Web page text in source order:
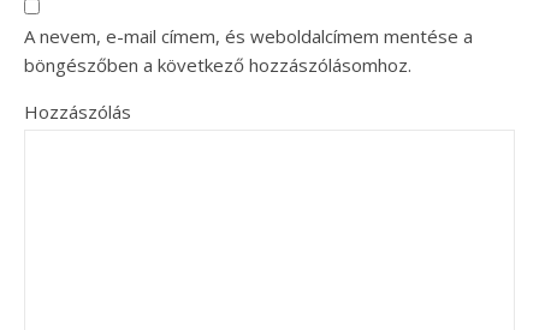
A nevem, e-mail címem, és weboldalcímem mentése a
böngészőben a következő hozzászólásomhoz.
Hozzászólás